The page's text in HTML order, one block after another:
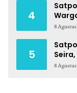
4
8 Agustus
5
8 Agustus